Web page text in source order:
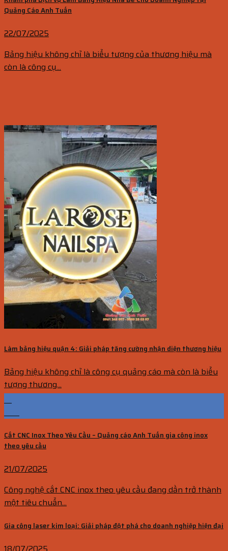
Quảng Cáo Anh Tuấn
22/07/2025
Bảng hiệu không chỉ là biểu tượng của thương hiệu mà
còn là công cụ...
Làm bảng hiệu quận 4: Giải pháp tăng cường nhận diện thương hiệu
Bảng hiệu không chỉ là công cụ quảng cáo mà còn là biểu
tượng thương...
21
Th7
Cắt CNC Inox Theo Yêu Cầu – Quảng cáo Anh Tuấn gia công inox
theo yêu cầu
21/07/2025
Công nghệ cắt CNC inox theo yêu cầu đang dần trở thành
một tiêu chuẩn...
Gia công laser kim loại: Giải pháp đột phá cho doanh nghiệp hiện đại